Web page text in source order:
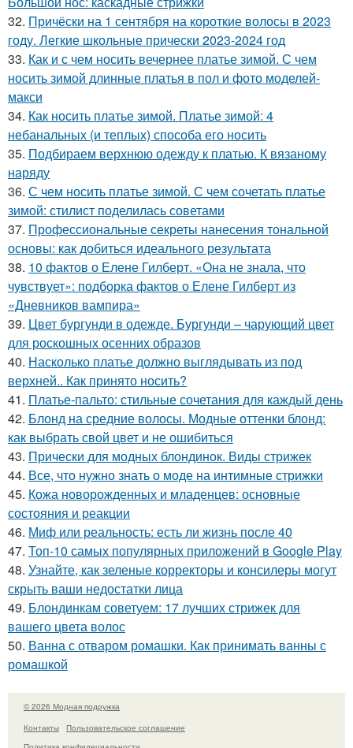
32. Причёски на 1 сентября на короткие волосы в 2023
году. Легкие школьные прически 2023-2024 год
33. Как и с чем носить вечернее платье зимой. С чем
носить зимой длинные платья в пол и фото моделей-
макси
34. Как носить платье зимой. Платье зимой: 4
небанальных (и теплых) способа его носить
35. Подбираем верхнюю одежду к платью. К вязаному
наряду
36. С чем носить платье зимой. С чем сочетать платье
зимой: стилист поделилась советами
37. Профессиональные секреты нанесения тональной
основы: как добиться идеального результата
38. 10 фактов о Елене Гилберт. «Она не знала, что
чувствует»: подборка фактов о Елене Гилберт из
«Дневников вампира»
39. Цвет бургунди в одежде. Бургунди – чарующий цвет
для роскошных осенних образов
40. Насколько платье должно выглядывать из под
верхней.. Как принято носить?
41. Платье-пальто: стильные сочетания для каждый день
42. Блонд на средние волосы. Модные оттенки блонд:
как выбрать свой цвет и не ошибиться
43. Прически для модных блондинок. Виды стрижек
44. Все, что нужно знать о моде на интимные стрижки
45. Кожа новорожденных и младенцев: основные
состояния и реакции
46. Миф или реальность: есть ли жизнь после 40
47. Топ-10 самых популярных приложений в Google Play
48. Узнайте, как зеленые корректоры и консилеры могут
скрыть ваши недостатки лица
49. Блондинкам советуем: 17 лучших стрижек для
вашего цвета волос
50. Ванна с отваром ромашки. Как принимать ванны с
ромашкой
© 2026 Модная подружка
Контакты
Пользовательское соглашение